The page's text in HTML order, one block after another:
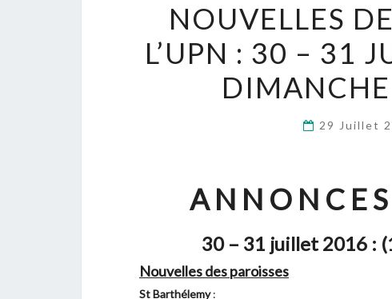
NOUVELLES
L’UPN : 30 – 31
DIMANCHE
29 Juillet
A N N O N C E
30 – 31 juillet 2016 :
Nouvelles des paroisses
St Barthélemy: